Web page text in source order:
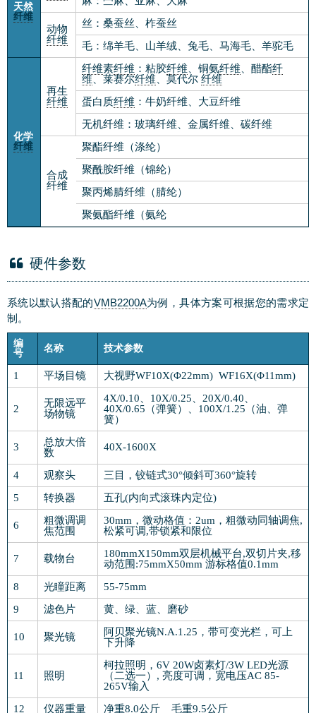
天然
纤维
动物
纤维
丝：桑蚕丝、柞蚕丝
毛：绵羊毛、山羊绒、兔毛、马海毛、羊驼毛
化学
纤维
再生
纤维
纤维素纤维 ：粘胶纤维 、铜氨纤维 、醋酯纤
维、莱赛尔纤维 、莫代尔 纤维
蛋白质纤维 ：牛奶纤维、大豆纤维
无机纤维：玻璃纤维、金属纤维、碳纤维
合成
纤维
聚酯纤维（涤纶）
聚酰胺纤维（锦纶）
聚丙烯腈纤维（腈纶）
聚氨酯纤维（氨纶
硬件参数
系统以默认搭配的VMB2200A为例，具体方案可根据您的需求定
制。
编
号
名称 技术参数
1 平场目镜 大视野WF10X(Φ22mm) WF16X(Φ11mm)
2
无限远平
场物镜
4X/0.10、10X/0.25、20X/0.40、
40X/0.65（弹簧）、100X/1.25（油、弹
簧）
3
总放大倍
数
40X-1600X
4 观察头
三目，铰链式30°倾斜可360°旋转
5
转换器 五孔(内向式滚珠内定位)
6
粗微调调
焦范围
30mm，微动格值：2um，粗微动同轴调焦,
松紧可调,带锁紧和限位
7 载物台
180mmX150mm双层机械平台,双切片夹,移
动范围:75mmX50mm 游标格值0.1mm
8
光瞳距离
55-75mm
9
滤色片 黄、绿、蓝、磨砂
10 聚光镜
阿贝聚光镜N.A.1.25，带可变光栏，可上
下升降
11 照明
柯拉照明，6V 20W卤素灯/3W LED光源
（二选一）, 亮度可调，宽电压AC 85-
265V输入
12
仪器重量 净重8.0公斤 毛重9.5公斤